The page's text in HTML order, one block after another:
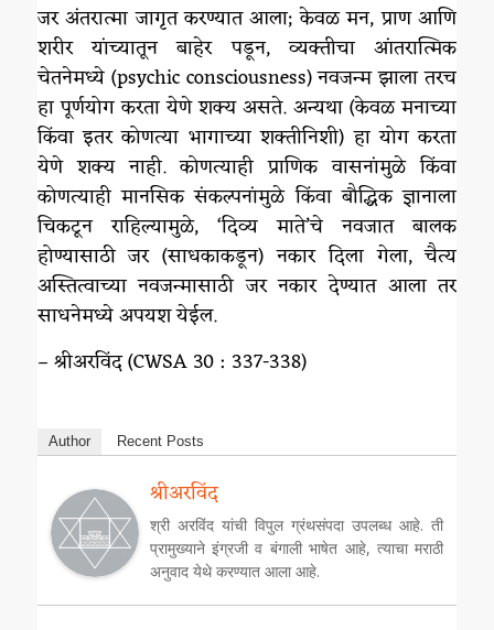
जर अंतरात्मा जागृत करण्यात आला; केवळ मन, प्राण आणि
शरीर यांच्यातून बाहेर पडून, व्यक्तीचा आंतरात्मिक
चेतनेमध्ये (psychic consciousness) नवजन्म झाला तरच
हा पूर्णयोग करता येणे शक्य असते. अन्यथा (केवळ मनाच्या
किंवा इतर कोणत्या भागाच्या शक्तीनिशी) हा योग करता
येणे शक्य नाही. कोणत्याही प्राणिक वासनांमुळे किंवा
कोणत्याही मानसिक संकल्पनांमुळे किंवा बौद्धिक ज्ञानाला
चिकटून राहिल्यामुळे, ‘दिव्य माते’चे नवजात बालक
होण्यासाठी जर (साधकाकडून) नकार दिला गेला, चैत्य
अस्तित्वाच्या नवजन्मासाठी जर नकार देण्यात आला तर
साधनेमध्ये अपयश येईल.
– श्रीअरविंद (CWSA 30 : 337-338)
Author Recent Posts
श्रीअरविंद
श्री अरविंद यांची विपुल ग्रंथसंपदा उपलब्ध आहे. ती
प्रामुख्याने इंग्रजी व बंगाली भाषेत आहे, त्याचा मराठी
अनुवाद येथे करण्यात आला आहे.